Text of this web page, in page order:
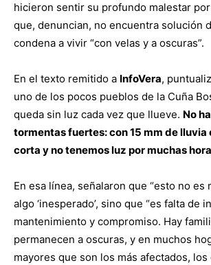
hicieron sentir su profundo malestar
que, denuncian, no encuentra solución
condena a vivir “con velas y a oscuras”.
En el texto remitido a InfoVera,
uno de los pocos pueblos de la Cuña
queda sin luz cada vez que llueve. No
tormentas fuertes: con 15 mm de lluvia
corta y no tenemos luz por muchas
En esa línea, señalaron que “esto no es
algo ‘inesperado’, sino que “es falta de
mantenimiento y compromiso. Hay
permanecen a oscuras, y en muchos
mayores que son los más afectados,